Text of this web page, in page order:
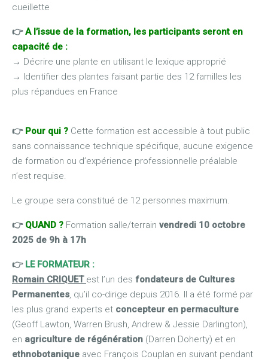
cueillette
👉A l’issue de la formation, les participants seront en
capacité de :
→ Décrire une plante en utilisant le lexique approprié
→ Identifier des plantes faisant partie des 12 familles les
plus répandues en France
👉 Pour qui ? Cette formation est accessible à tout public
sans connaissance technique spécifique, aucune exigence
de formation ou d’expérience professionnelle préalable
n’est requise.
Le groupe sera constitué de 12 personnes maximum.
👉 QUAND ? Formation salle/terrain vendredi 10 octobre
2025 de 9h à 17h
👉 LE FORMATEUR :
Romain CRIQUET est l’un des fondateurs de Cultures
Permanentes , qu’il co-dirige depuis 2016. Il a été formé par
les plus grand experts et concepteur en permaculture
(Geoff Lawton, Warren Brush, Andrew & Jessie Darlington),
en agriculture de régénération (Darren Doherty) et en
ethnobotanique avec François Couplan en suivant pendant